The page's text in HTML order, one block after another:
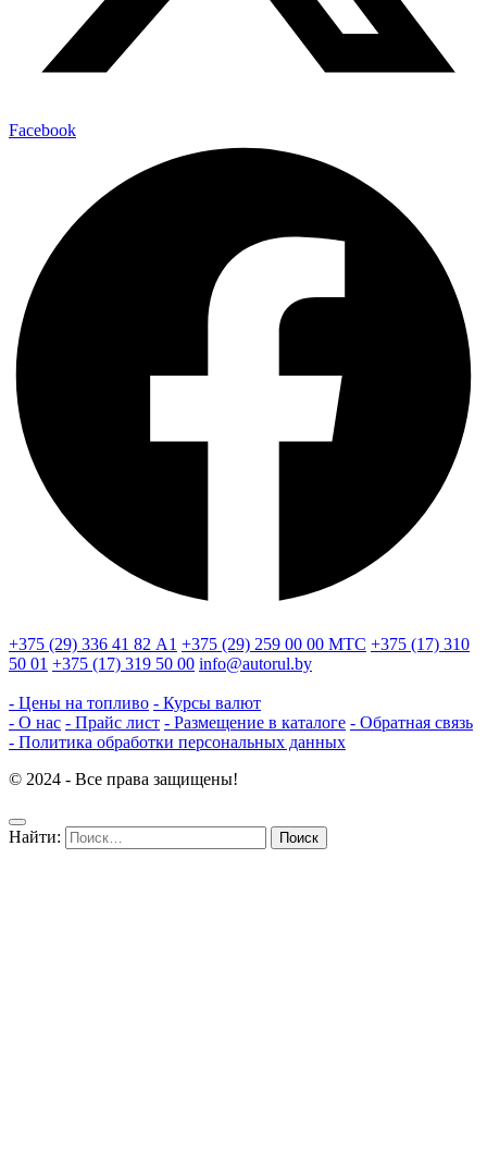
Facebook
+375 (29) 336 41 82 А1 +375 (29) 259 00 00 МТС +375 (17) 310
50 01 +375 (17) 319 50 00 info@autorul.by
- Цены на топливо - Курсы валют
- О нас - Прайс лист - Размещение в каталоге - Обратная связь
- Политика обработки персональных данных
© 2024 - Все права защищены!
Найти: